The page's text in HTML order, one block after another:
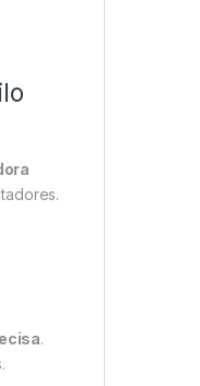
.